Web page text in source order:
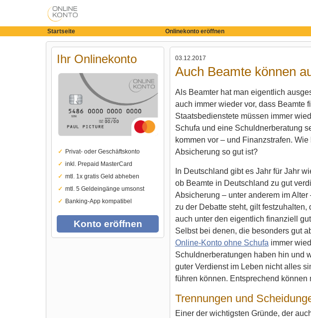
Startseite Onlinekonto eröffnen
Ihr Onlinekonto
Privat- oder Geschäftskonto
inkl. Prepaid MasterCard
mtl. 1x gratis Geld abheben
mtl. 5 Geldeingänge umsonst
Banking-App kompatibel
Konto eröffnen
03.12.2017
Auch Beamte können
Als Beamter hat man eigentlich
auch immer wieder vor, dass Beamte
Staatsbedienstete müssen immer
Schufa und eine Schuldnerberatung
kommen vor – und Finanzstrafen.
Absicherung so gut ist?
In Deutschland gibt es Jahr für Jahr
ob Beamte in Deutschland zu gut
Absicherung – unter anderem im
zu der Debatte steht, gilt
auch unter den eigentlich finanziell
Selbst bei denen, die besonders gut
Online-Konto ohne Schufa immer
Schuldnerberatungen haben hin und
guter Verdienst im Leben nicht alles
führen können. Entsprechend
Trennungen und
Einer der wichtigsten Gründe, der